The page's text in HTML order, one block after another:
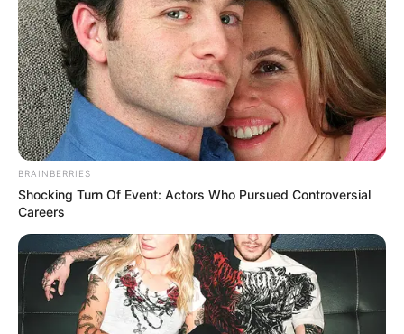
BRAINBERRIES
Shocking Turn Of Event: Actors Who Pursued Controversial
Careers